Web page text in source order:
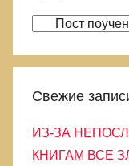
:
б
р
к
и
Свежие
ИЗ-ЗА
КНИГАМ ВСЕ